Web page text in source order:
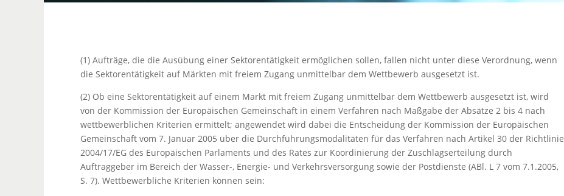
(1) Aufträge, die die Ausübung einer Sektorentätigkeit ermöglichen sollen, fallen nicht unter diese Verordnung, wenn
die Sektorentätigkeit auf Märkten mit freiem Zugang unmittelbar dem Wettbewerb ausgesetzt ist.
(2) Ob eine Sektorentätigkeit auf einem Markt mit freiem Zugang unmittelbar dem Wettbewerb ausgesetzt ist, wird
von der Kommission der Europäischen Gemeinschaft in einem Verfahren nach Maßgabe der Absätze 2 bis 4 nach
wettbewerblichen Kriterien ermittelt; angewendet wird dabei die Entscheidung der Kommission der Europäischen
Gemeinschaft vom 7. Januar 2005 über die Durchführungsmodalitäten für das Verfahren nach Artikel 30 der Richtlinie
2004/17/EG des Europäischen Parlaments und des Rates zur Koordinierung der Zuschlagserteilung durch
Auftraggeber im Bereich der Wasser-, Energie- und Verkehrsversorgung sowie der Postdienste (ABl. L 7 vom 7.1.2005,
S. 7). Wettbewerbliche Kriterien können sein: